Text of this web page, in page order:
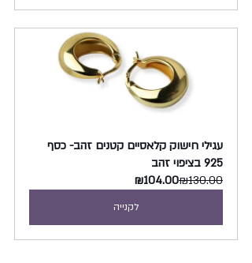
עגילי חישוק קלאסיים קטנים זהב- כסף
925 בציפוי זהב
₪130.00
₪104.00
לקנייה